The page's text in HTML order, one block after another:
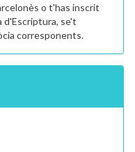
o t'has inscrit
d'Escriptura, se't
corresponents.